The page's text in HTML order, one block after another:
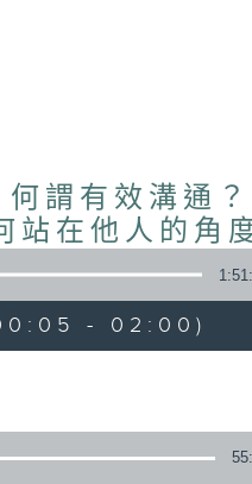
謂有效溝通
在他人的角
- 02:00)